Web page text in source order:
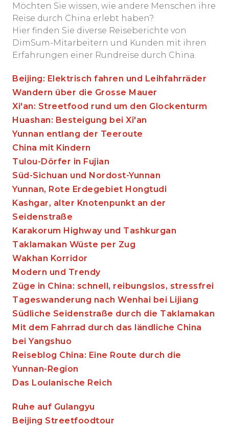
Möchten Sie wissen, wie andere Menschen ihre
Reise durch China erlebt haben?
Hier finden Sie diverse Reiseberichte von
DimSum-Mitarbeitern und Kunden mit ihren
Erfahrungen einer Rundreise durch China.
Beijing: Elektrisch fahren und Leihfahrräder
Wandern über die Grosse Mauer
Xi'an: Streetfood rund um den Glockenturm
Huashan: Besteigung bei Xi'an
Yunnan entlang der Teeroute
China mit Kindern
Tulou-Dörfer in Fujian
Süd-Sichuan und Nordost-Yunnan
Yunnan, Rote Erdegebiet Hongtudi
Kashgar, alter Knotenpunkt an der
Seidenstraße
Karakorum Highway und Tashkurgan
Taklamakan Wüste per Zug
Wakhan Korridor
Modern und Trendy
Züge in China: schnell, reibungslos, stressfrei
Tageswanderung nach Wenhai bei Lijiang
Südliche Seidenstraße durch die Taklamakan
Mit dem Fahrrad durch das ländliche China
bei Yangshuo
Reiseblog China: Eine Route durch die
Yunnan-Region
Das Loulanische Reich
Ruhe auf Gulangyu
Beijing Streetfoodtour